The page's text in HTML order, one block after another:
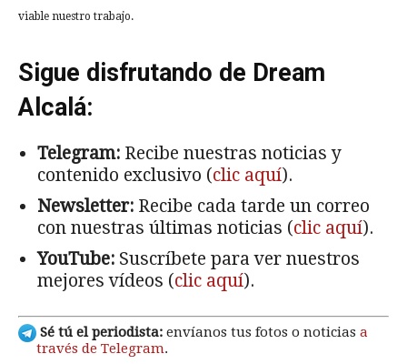
viable nuestro trabajo.
Sigue disfrutando de Dream
Alcalá:
Telegram: Recibe nuestras noticias y
contenido exclusivo (clic aquí).
Newsletter: Recibe cada tarde un correo
con nuestras últimas noticias (clic aquí).
YouTube: Suscríbete para ver nuestros
mejores vídeos (clic aquí).
Sé tú el periodista: envíanos tus fotos o noticias a
través de Telegram.